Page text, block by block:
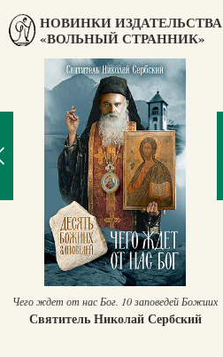
НОВИНКИ ИЗДАТЕЛЬСТВА
«ВОЛЬНЫЙ СТРАННИК»
Чего ждет от нас Бог. 10 заповедей Божиих
Святитель Николай Сербский